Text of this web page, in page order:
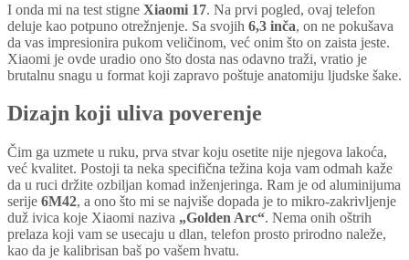
I onda mi na test stigne Xiaomi 17. Na prvi pogled, ovaj telefon
deluje kao potpuno otrežnjenje. Sa svojih 6,3 inča, on ne pokušava
da vas impresionira pukom veličinom, već onim što on zaista jeste.
Xiaomi je ovde uradio ono što dosta nas odavno traži, vratio je
brutalnu snagu u format koji zapravo poštuje anatomiju ljudske šake.
Dizajn koji uliva poverenje
Čim ga uzmete u ruku, prva stvar koju osetite nije njegova lakoća,
već kvalitet. Postoji ta neka specifična težina koja vam odmah kaže
da u ruci držite ozbiljan komad inženjeringa. Ram je od aluminijuma
serije 6M42, a ono što mi se najviše dopada je to mikro-zakrivljenje
duž ivica koje Xiaomi naziva „Golden Arc“. Nema onih oštrih
prelaza koji vam se usecaju u dlan, telefon prosto prirodno naleže,
kao da je kalibrisan baš po vašem hvatu.